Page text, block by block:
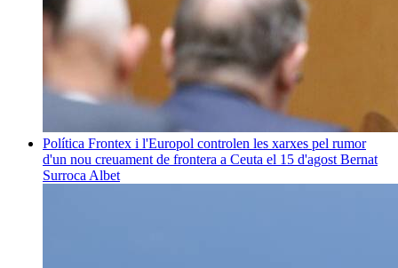
Política Frontex i l'Europol controlen les xarxes pel rumor
d'un nou creuament de frontera a Ceuta el 15 d'agost Bernat
Surroca Albet